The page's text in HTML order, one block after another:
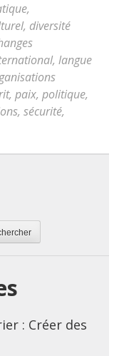
,
, diversité
, langue
, paix, politique,
, sécurité,
: Créer des